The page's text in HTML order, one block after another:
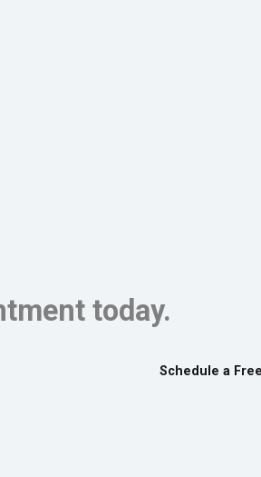
today.
Schedule a